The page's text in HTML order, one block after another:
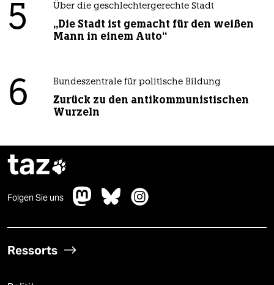
5 Über die geschlechtergerechte Stadt
„Die Stadt ist gemacht für den weißen
Mann in einem Auto“
6 Bundeszentrale für politische Bildung
Zurück zu den antikommunistischen
Wurzeln
taz
Folgen Sie uns
Ressorts